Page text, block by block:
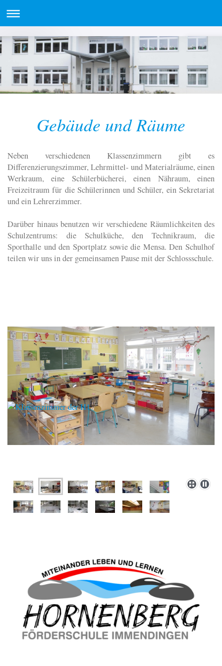
Gebäude und Räume
Neben verschiedenen Klassenzimmern gibt es
Differenzierungszimmer, Lehrmittel- und Materialräume, einen
Werkraum, eine Schülerbücherei, einen Nähraum, einen
Freizeitraum für die Schülerinnen und Schüler, ein Sekretariat
und ein Lehrerzimmer.
Darüber hinaus benutzen wir verschiedene Räumlichkeiten des
Schulzentrums: die Schulküche, den Technikraum, die
Sporthalle und den Sportplatz sowie die Mensa. Den Schulhof
teilen wir uns in der gemeinsamen Pause mit der Schlossschule.